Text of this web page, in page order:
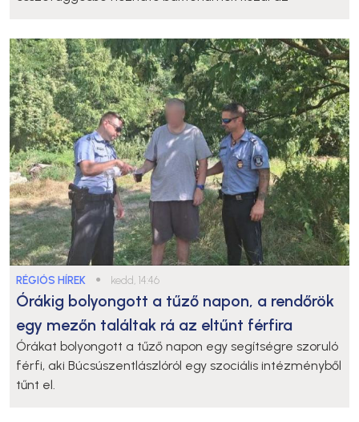
RÉGIÓS HÍREK ● kedd, 14:46
Órákig bolyongott a tűző napon, a rendőrök
egy mezőn találtak rá az eltűnt férfira
Órákat bolyongott a tűző napon egy segítségre szoruló
férfi, aki Búcsúszentlászlóról egy szociális intézményből
tűnt el.